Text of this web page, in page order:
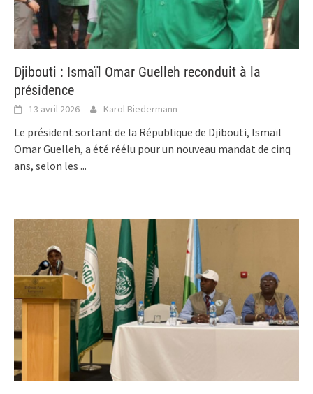
Djibouti : Ismaïl Omar Guelleh reconduit à la
présidence
13 avril 2026 Karol Biedermann
Le président sortant de la République de Djibouti, Ismaïl
Omar Guelleh, a été réélu pour un nouveau mandat de cinq
ans, selon les ...